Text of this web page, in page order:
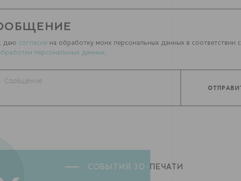
даю согласие на обработку моих персональных данных в соответствии с
персональных данных.
СОБЫТИЯ 3D- ПЕЧАТИ